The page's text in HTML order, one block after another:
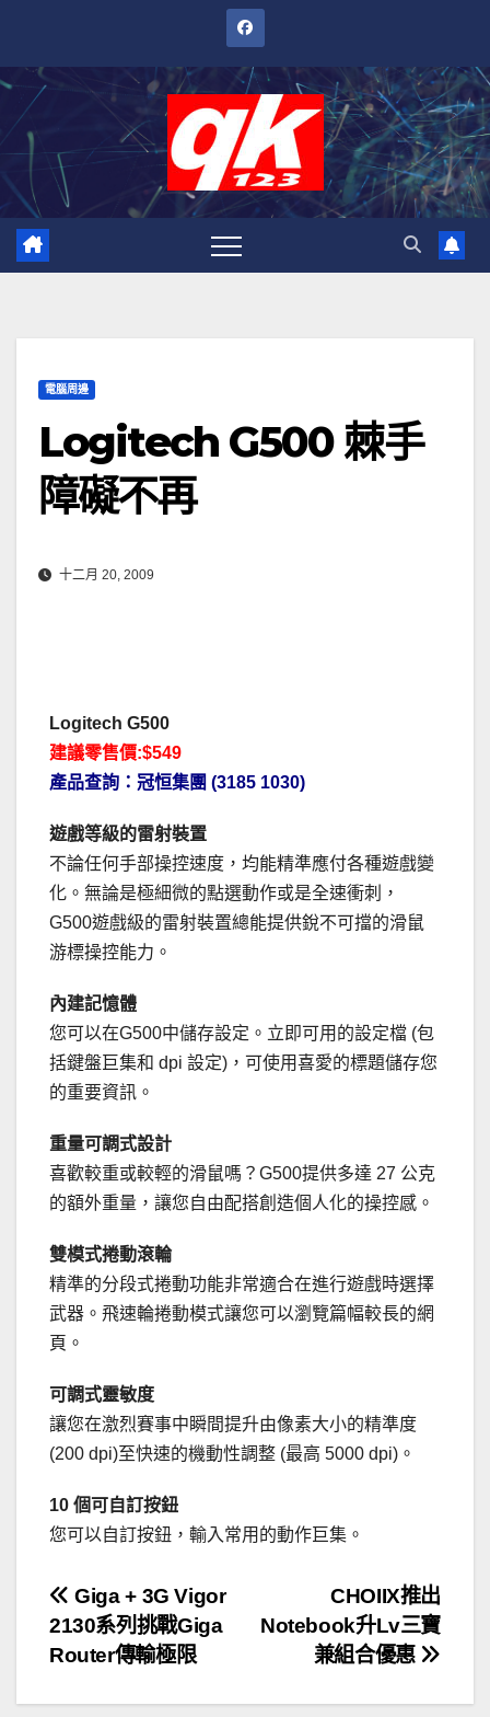
內
電腦周邊
Logitech G500 棘手
障礙不再
十二月 20, 2009
Logitech G500
建議零售價:$549
產品查詢：冠恒集團 (3185 1030)
遊戲等級的雷射裝置
不論任何手部操控速度，均能精準應付各種遊戲變
化。無論是極細微的點選動作或是全速衝刺，
G500遊戲級的雷射裝置總能提供銳不可擋的滑鼠
游標操控能力。
內建記憶體
您可以在G500中儲存設定。立即可用的設定檔 (包
括鍵盤巨集和 dpi 設定)，可使用喜愛的標題儲存您
的重要資訊。
重量可調式設計
喜歡較重或較輕的滑鼠嗎？G500提供多達 27 公克
的額外重量，讓您自由配搭創造個人化的操控感。
雙模式捲動滾輪
精準的分段式捲動功能非常適合在進行遊戲時選擇
武器。飛速輪捲動模式讓您可以瀏覽篇幅較長的網
頁。
可調式靈敏度
讓您在激烈賽事中瞬間提升由像素大小的精準度
(200 dpi)至快速的機動性調整 (最高 5000 dpi)。
10 個可自訂按鈕
您可以自訂按鈕，輸入常用的動作巨集。
文
章
導
CHOIIX推出
Notebook升Lv三寶
兼組合優惠
Giga + 3G Vigor
2130系列挑戰Giga
Router傳輸極限